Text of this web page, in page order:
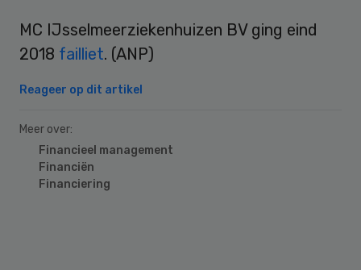
MC IJsselmeerziekenhuizen BV ging eind
2018 failliet. (ANP)
Reageer op dit artikel
Meer over:
Financieel management
Financiën
Financiering